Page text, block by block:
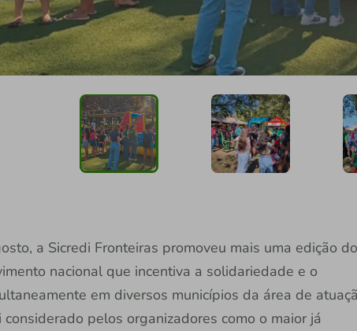
a Sicredi Fronteiras promoveu mais uma edição do
nacional que incentiva a solidariedade e o
em diversos municípios da área de
pelos organizadores como o maior já